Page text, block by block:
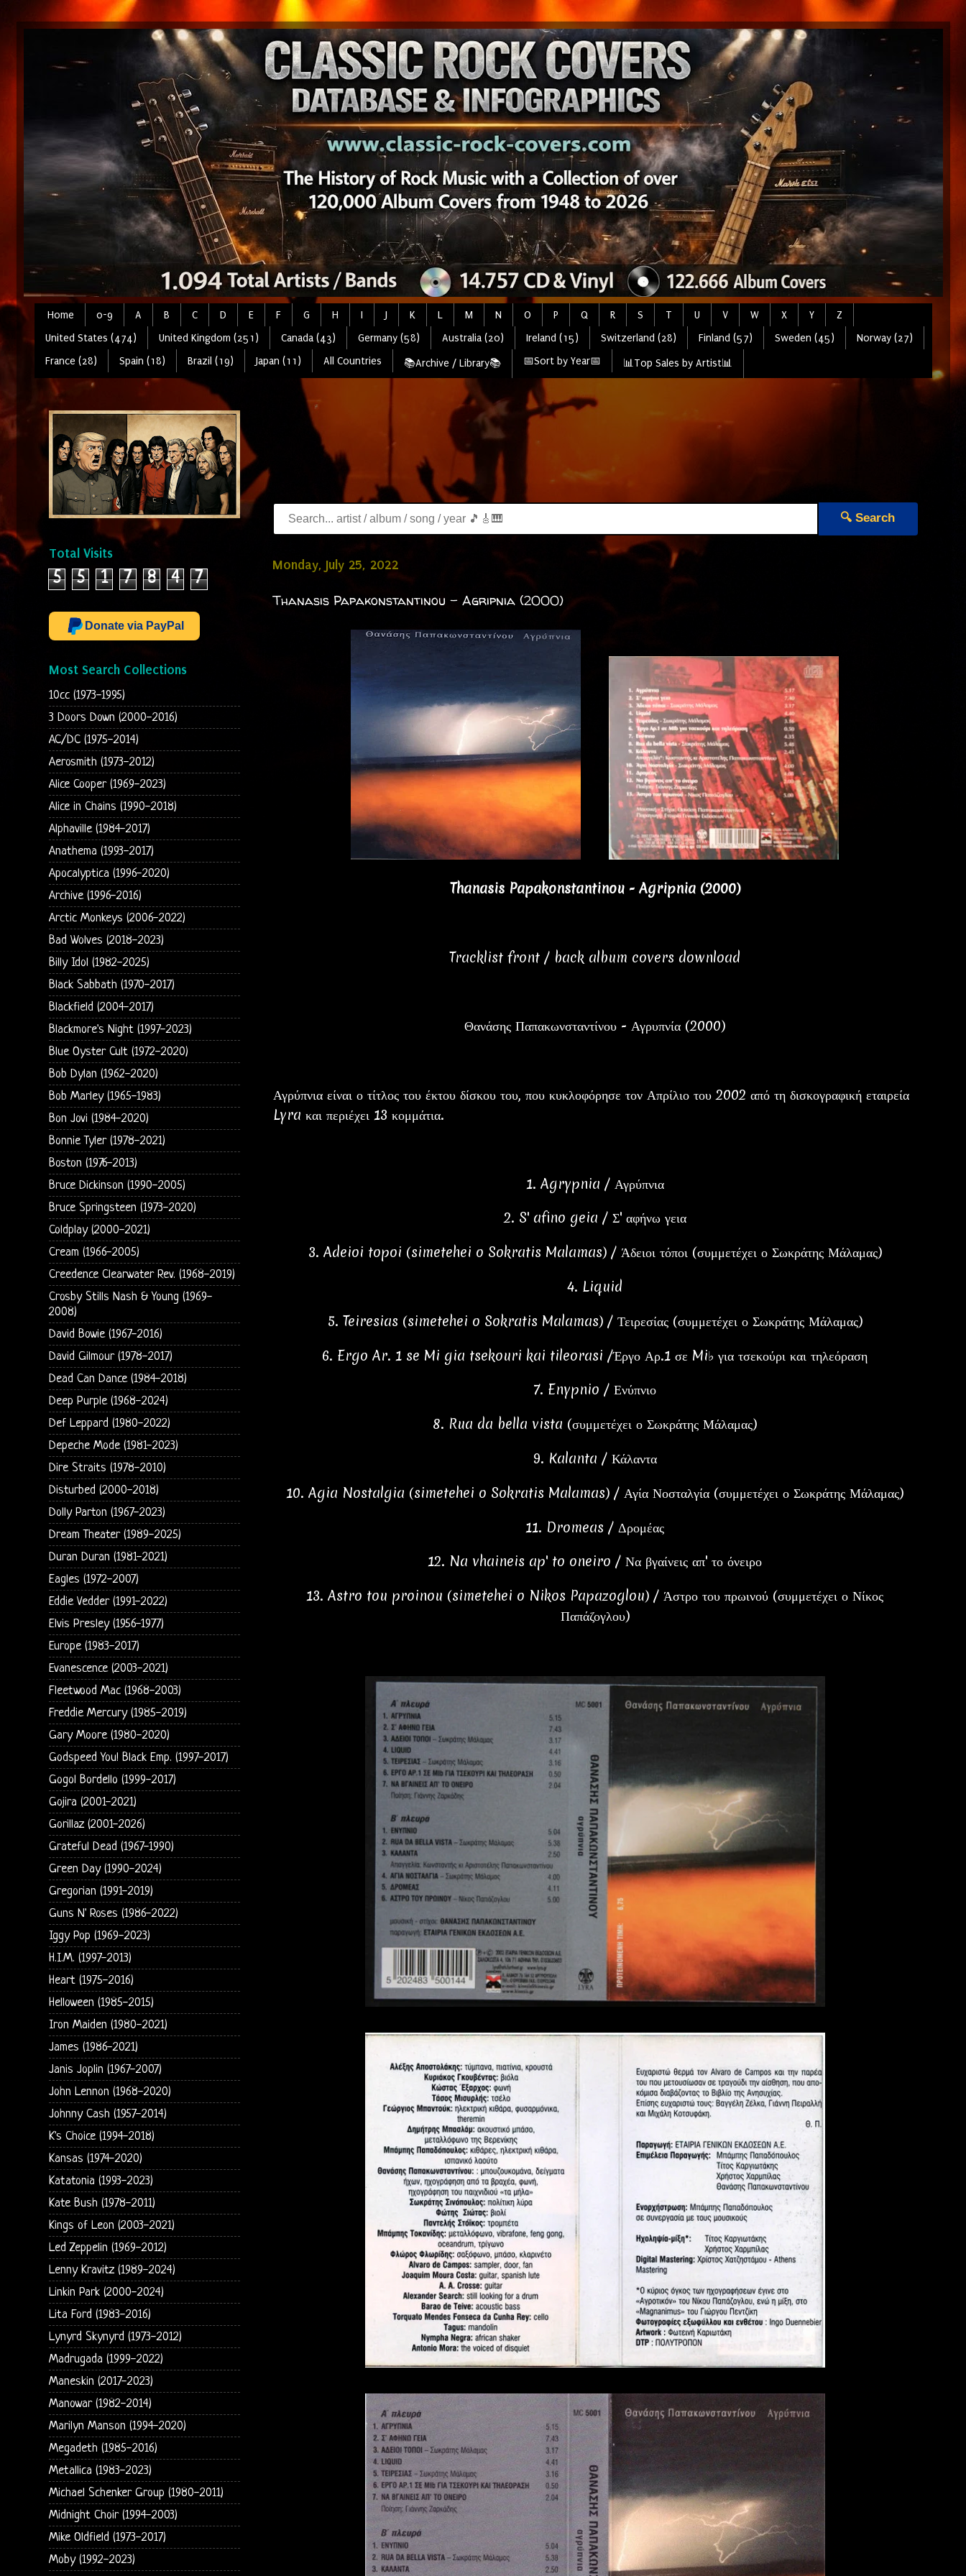
Home 0-9 A B C D E F G H I J K L M N O P Q R S T U V W X Y
Z
United States (474)
United Kingdom (251) Canada (43) Germany (58) Australia (20) Ireland (15) Switzerland (28) Finland (57) Sweden (45)
Norway (27)
France (28)
Spain (18) Brazil (19) Japan (11) All Countries 📚Archive / Library📚 📅Sort by Year📅 📊Top Sales by Artist📊
🔍 Search
Monday, July 25, 2022
Thanasis Papakonstantinou - Agripnia (2000)
Thanasis Papakonstantinou - Agripnia (2000)
Tracklist front / back album covers download
Θανάσης Παπακωνσταντίνου - Αγρυπνία (2000)
Αγρύπνια είναι ο τίτλος του έκτου δίσκου του, που κυκλοφόρησε τον Απρίλιο του 2002 από τη δισκογραφική εταιρεία
Lyra και περιέχει 13 κομμάτια.
1. Agrypnia / Αγρύπνια
2. S' afino geia / Σ' αφήνω γεια
3. Adeioi topoi (simetehei o Sokratis Malamas) / Άδειοι τόποι (συμμετέχει ο Σωκράτης Μάλαμας)
4. Liquid
5. Teiresias (simetehei o Sokratis Malamas) / Τειρεσίας (συμμετέχει ο Σωκράτης Μάλαμας)
6. Ergo Ar. 1 se Mi gia tsekouri kai tileorasi /Έργο Αρ.1 σε Mi♭ για τσεκούρι και τηλεόραση
7. Enypnio / Ενύπνιο
8. Rua da bella vista (συμμετέχει ο Σωκράτης Μάλαμας)
9. Kalanta / Κάλαντα
10. Agia Nostalgia (simetehei o Sokratis Malamas) / Αγία Νοσταλγία (συμμετέχει ο Σωκράτης Μάλαμας)
11. Dromeas / Δρομέας
12. Na vhaineis ap' to oneiro / Να βγαίνεις απ' το όνειρο
13. Astro tou proinou (simetehei o Nikos Papazoglou) / Άστρο του πρωινού (συμμετέχει ο Νίκος
Παπάζογλου)
Total Visits
5 5 1 7 8 4 7
Donate via PayPal
Most Search Collections
10cc (1973-1995)
3 Doors Down (2000-2016)
AC/DC (1975-2014)
Aerosmith (1973-2012)
Alice Cooper (1969-2023)
Alice in Chains (1990-2018)
Alphaville (1984-2017)
Anathema (1993-2017)
Apocalyptica (1996-2020)
Archive (1996-2016)
Arctic Monkeys (2006-2022)
Bad Wolves (2018-2023)
Billy Idol (1982-2025)
Black Sabbath (1970-2017)
Blackfield (2004-2017)
Blackmore's Night (1997-2023)
Blue Oyster Cult (1972-2020)
Bob Dylan (1962-2020)
Bob Marley (1965-1983)
Bon Jovi (1984-2020)
Bonnie Tyler (1978-2021)
Boston (1976-2013)
Bruce Dickinson (1990-2005)
Bruce Springsteen (1973-2020)
Coldplay (2000-2021)
Cream (1966-2005)
Creedence Clearwater Rev. (1968-2019)
Crosby Stills Nash & Young (1969-
2008)
David Bowie (1967-2016)
David Gilmour (1978-2017)
Dead Can Dance (1984-2018)
Deep Purple (1968-2024)
Def Leppard (1980-2022)
Depeche Mode (1981-2023)
Dire Straits (1978-2010)
Disturbed (2000-2018)
Dolly Parton (1967-2023)
Dream Theater (1989-2025)
Duran Duran (1981-2021)
Eagles (1972-2007)
Eddie Vedder (1991-2022)
Elvis Presley (1956-1977)
Europe (1983-2017)
Evanescence (2003-2021)
Fleetwood Mac (1968-2003)
Freddie Mercury (1985-2019)
Gary Moore (1980-2020)
Godspeed You! Black Emp. (1997-2017)
Gogol Bordello (1999-2017)
Gojira (2001-2021)
Gorillaz (2001-2026)
Grateful Dead (1967-1990)
Green Day (1990-2024)
Gregorian (1991-2019)
Guns N' Roses (1986-2022)
Iggy Pop (1969-2023)
H.I.M. (1997-2013)
Heart (1975-2016)
Helloween (1985-2015)
Iron Maiden (1980-2021)
James (1986-2021)
Janis Joplin (1967-2007)
John Lennon (1968-2020)
Johnny Cash (1957-2014)
K's Choice (1994-2018)
Kansas (1974-2020)
Katatonia (1993-2023)
Kate Bush (1978-2011)
Kings of Leon (2003-2021)
Led Zeppelin (1969-2012)
Lenny Kravitz (1989-2024)
Linkin Park (2000-2024)
Lita Ford (1983-2016)
Lynyrd Skynyrd (1973-2012)
Madrugada (1999-2022)
Maneskin (2017-2023)
Manowar (1982-2014)
Marilyn Manson (1994-2020)
Megadeth (1985-2016)
Metallica (1983-2023)
Michael Schenker Group (1980-2011)
Midnight Choir (1994-2003)
Mike Oldfield (1973-2017)
Moby (1992-2023)